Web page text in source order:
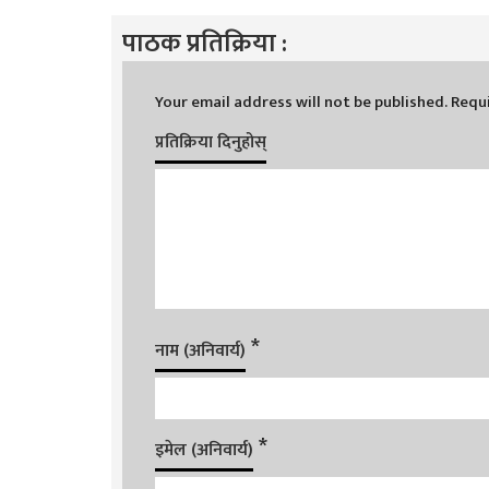
पाठक प्रतिक्रिया :
Your email address will not be published.
प्रतिक्रिया दिनुहोस्
नाम (अनिवार्य) *
इमेल (अनिवार्य) *